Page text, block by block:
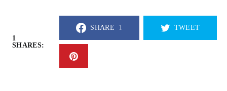
1
SHARES:
SHARE 1 TWEET